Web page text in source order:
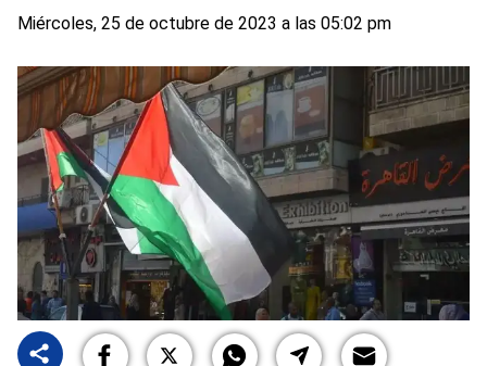
Miércoles, 25 de octubre de 2023 a las 05:02 pm